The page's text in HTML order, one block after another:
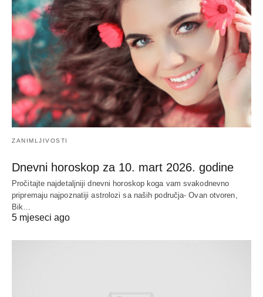
ZANIMLJIVOSTI
Dnevni horoskop za 10. mart 2026. godine
Pročitajte najdetaljniji dnevni horoskop koga vam svakodnevno
pripremaju najpoznatiji astrolozi sa naših područja- Ovan otvoren,
Bik…
5 mjeseci ago